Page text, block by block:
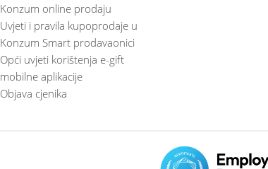
Konzum online prodaju
Uvjeti i pravila kupoprodaje u
Konzum Smart prodavaonici
Opći uvjeti korištenja e-gift
mobilne aplikacije
Objava cjenika